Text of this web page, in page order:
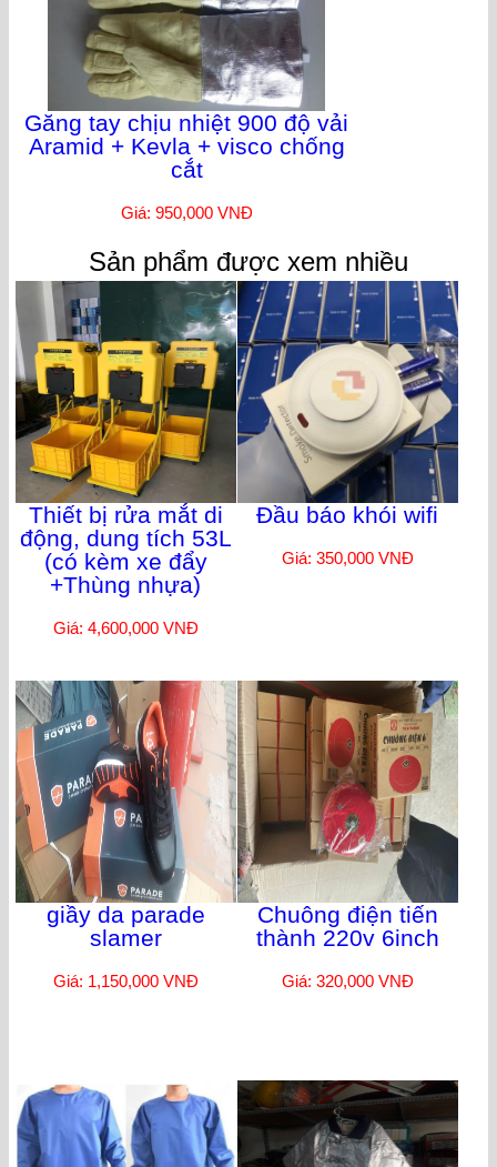
Găng tay chịu nhiệt 900 độ vải
Aramid + Kevla + visco chống
cắt
Giá: 950,000 VNĐ
Sản phẩm được xem nhiều
Thiết bị rửa mắt di
động, dung tích 53L
(có kèm xe đẩy
+Thùng nhựa)
Giá: 4,600,000 VNĐ
Đầu báo khói wifi
Giá: 350,000 VNĐ
giầy da parade
slamer
Giá: 1,150,000 VNĐ
Chuông điện tiến
thành 220v 6inch
Giá: 320,000 VNĐ